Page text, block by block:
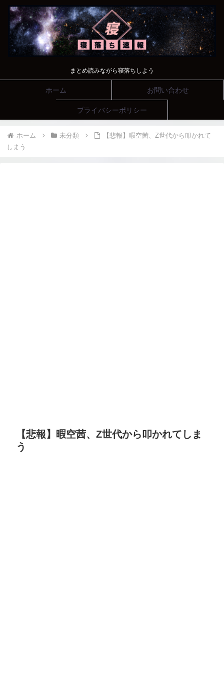
まとめ読みながら寝落ちしよう
ホーム お問い合わせ
プライバシーポリシー
ホーム 未分類
【悲報】暇空茜、Z世代から叩かれて
しまう
【悲報】暇空茜、Z世代から叩かれてしま
う